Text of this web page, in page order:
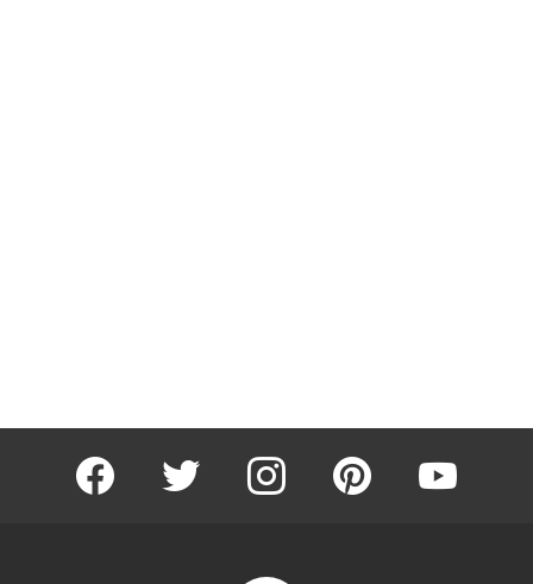
facebook twitter instagram pinterest youtube